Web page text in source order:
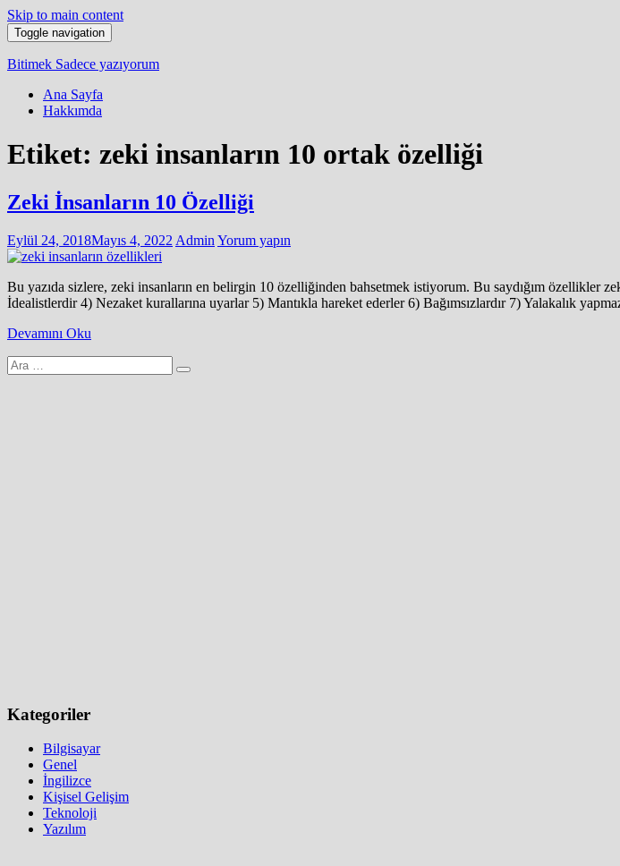
Skip to main content
Toggle navigation
Bitimek Sadece yazıyorum
Ana Sayfa
Hakkımda
Etiket: zeki insanların 10 ortak özelliği
Zeki İnsanların 10 Özelliği
Eylül 24, 2018Mayıs 4, 2022 Admin Yorum yapın
Bu yazıda sizlere, zeki insanların en belirgin 10 özelliğinden bahsetmek istiyorum. Bu saydığım
İdealistlerdir 4) Nezaket kurallarına uyarlar 5) Mantıkla hareket ederler 6) Bağımsızlardır 7) Yalakalık
Devamını Oku
Arama
yap:
Kategoriler
Bilgisayar
Genel
İngilizce
Kişisel Gelişim
Teknoloji
Yazılım